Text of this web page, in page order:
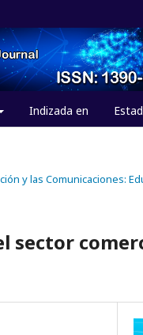
Indizada en
y las Comunicaciones:
sector